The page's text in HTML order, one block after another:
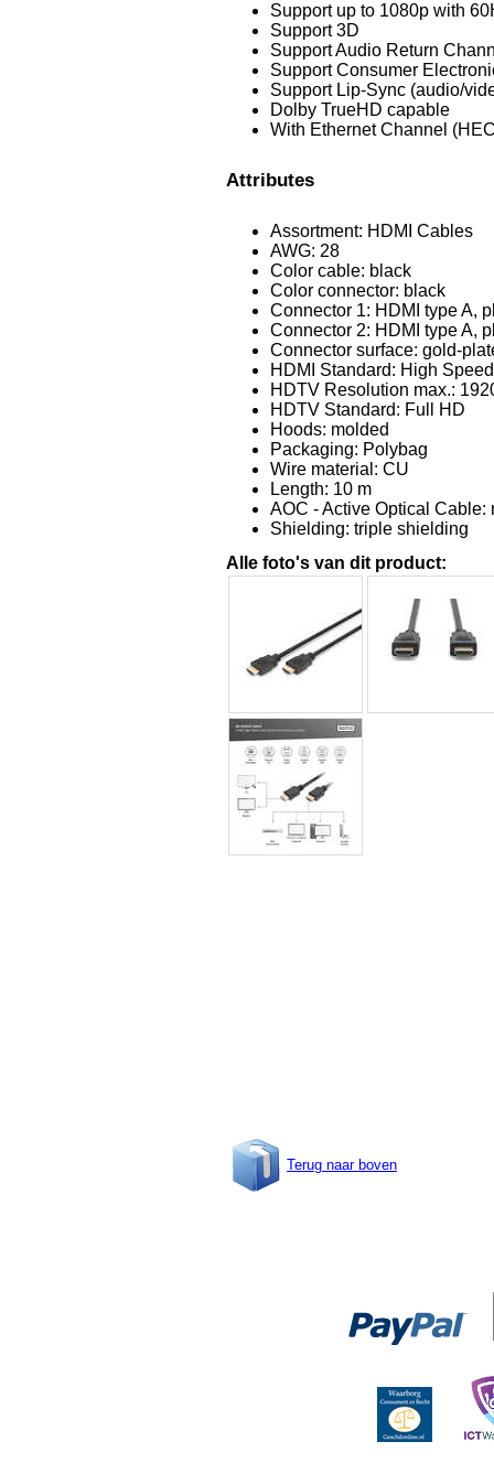
Support up to 1080p with
Support 3D
Support Audio Return
Support Consumer
Support Lip-Sync (audio/
Dolby TrueHD capable
With Ethernet Channel
Attributes
Assortment: HDMI Cables
AWG: 28
Color cable: black
Color connector: black
Connector 1: HDMI type A,
Connector 2: HDMI type A,
Connector surface: gold-
HDMI Standard: High
HDTV Resolution max.:
HDTV Standard: Full HD
Hoods: molded
Packaging: Polybag
Wire material: CU
Length: 10 m
AOC - Active Optical Cable:
Shielding: triple shielding
Alle foto's van dit product:
Terug naar boven